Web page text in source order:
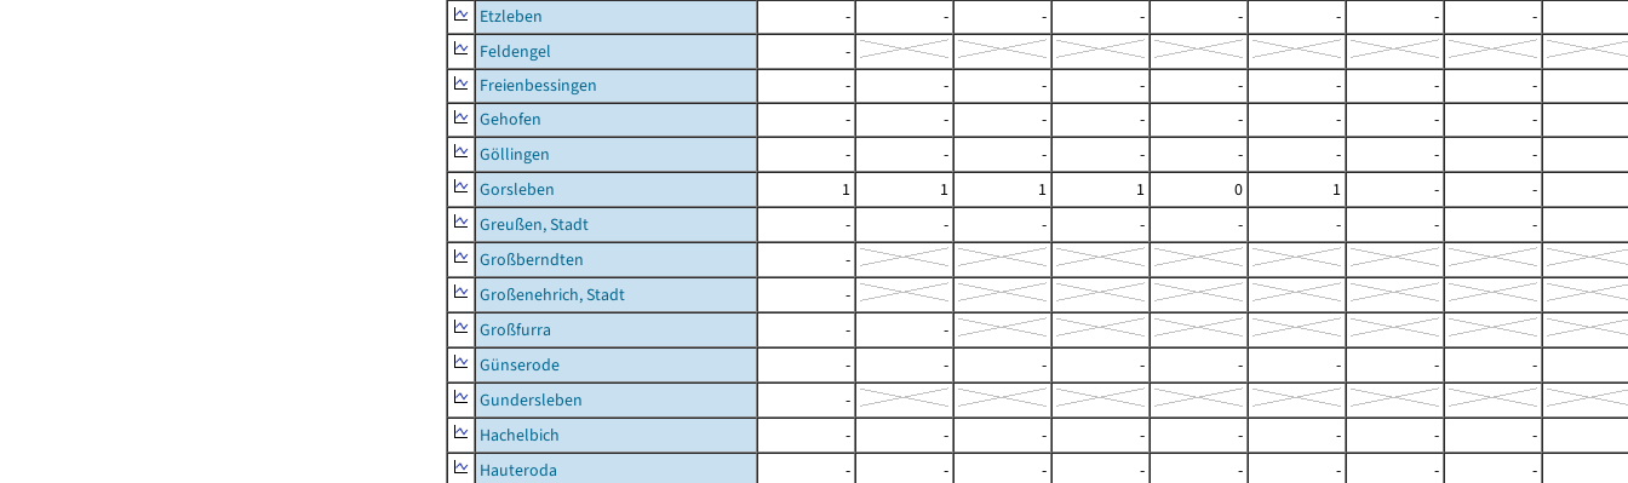
Etzleben
- - - - - - -
-
Feldengel
-
Freienbessingen
- - - - - - -
-
Gehofen
- - - - - - -
-
Göllingen
- - - - - - -
-
Gorsleben
1 1 1 1 0 1 -
-
Greußen, Stadt
- - - - - - -
-
Großberndten
-
Großenehrich, Stadt
-
Großfurra
-
-
Günserode
- - - - - - -
-
Gundersleben
-
Hachelbich
- - - - - - -
-
Hauteroda
- - - - - - -
-